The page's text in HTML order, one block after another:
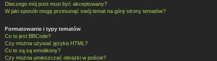
Dlaczego mój post musi być akceptowany?
W jaki sposób mogę przesunąć swój temat na górę strony tematów?
Formatowanie i typy tematów
Co to jest BBCode?
Czy można używać języka HTML?
Co to są są emotikony?
Czy można umieszczać obrazki w poście?